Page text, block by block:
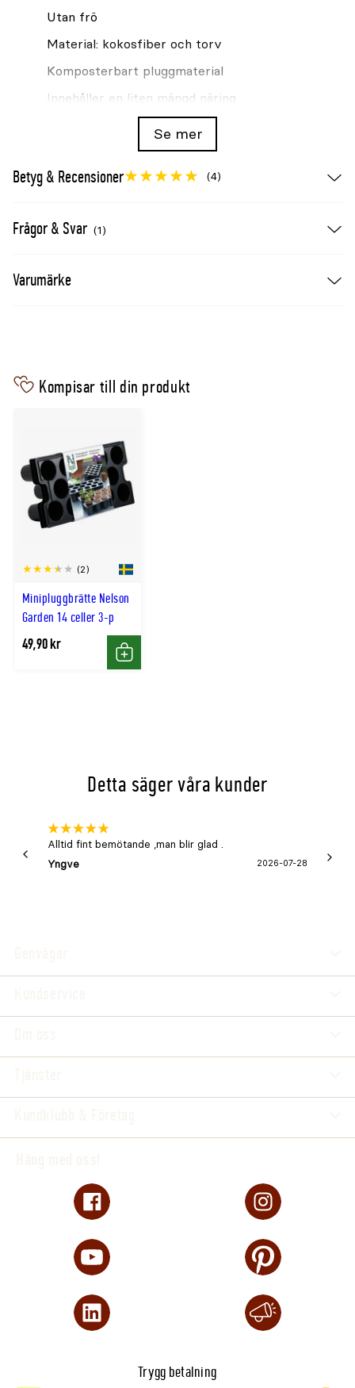
Utan frö
Material: kokosfiber och torv
Komposterbart pluggmaterial
Innehåller en liten mängd näring
Startpaket Nelson Garden Harvy 3
Se mer
Betyg & Recensioner (4)
Frågor & Svar (1)
Varumärke
Kompisar till din produkt
Minipluggbrätte Nelson
Garden 14 celler 3-p
(2)
49,90 kr
Köp
Detta säger våra kunder
Alltid fint bemötande ,man blir glad .
Yngve
2026-07-28
Trygg betalning